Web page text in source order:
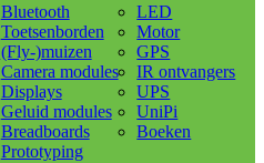
Bluetooth
Toetsenborden
(Fly-)muizen
Camera modules
Displays
Geluid modules
Breadboards
Prototyping
LED
Motor
GPS
IR ontvangers
UPS
UniPi
Boeken